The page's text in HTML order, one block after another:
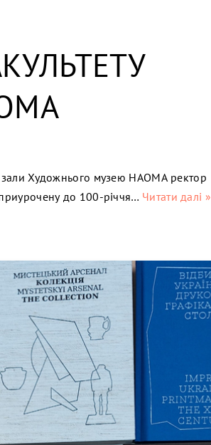
зали Художнього музею НАОМА ректор
до 100-річчя… Читати далі »